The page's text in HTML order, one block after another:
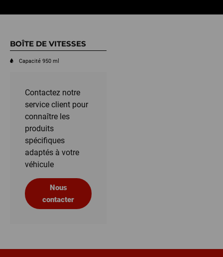
BOÎTE DE VITESSES
Capacité 950 ml
Contactez notre
service client pour
connaître les
produits
spécifiques
adaptés à votre
véhicule
Nous
contacter